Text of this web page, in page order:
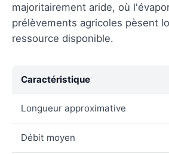
majoritairement aride, où
prélèvements agricoles pèsent
ressource disponible.
Caractéristique
Longueur approximative
Débit moyen